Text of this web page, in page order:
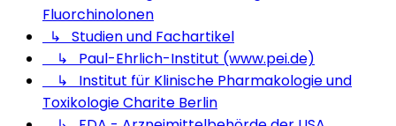
Fluorchinolonen
↳ Studien und Fachartikel
↳ Paul-Ehrlich-Institut (www.pei.de)
↳ Institut für Klinische Pharmakologie und
Toxikologie Charite Berlin